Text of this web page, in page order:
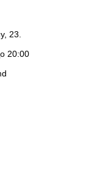
23.
20:00